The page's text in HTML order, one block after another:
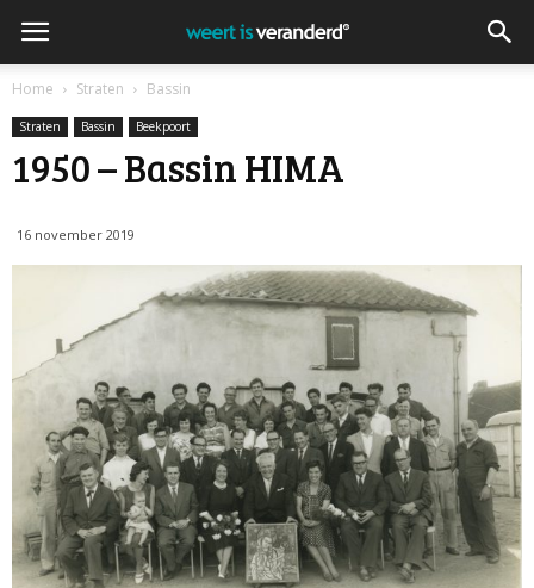
Home Straten Bassin
Straten Bassin Beekpoort
1950 – Bassin HIMA
16 november 2019